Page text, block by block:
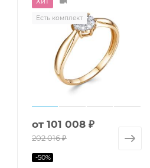
Есть комплект
от 101 008 ₽
202 016 ₽
-50%